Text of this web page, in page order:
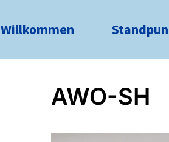
Willkommen
AWO-SH